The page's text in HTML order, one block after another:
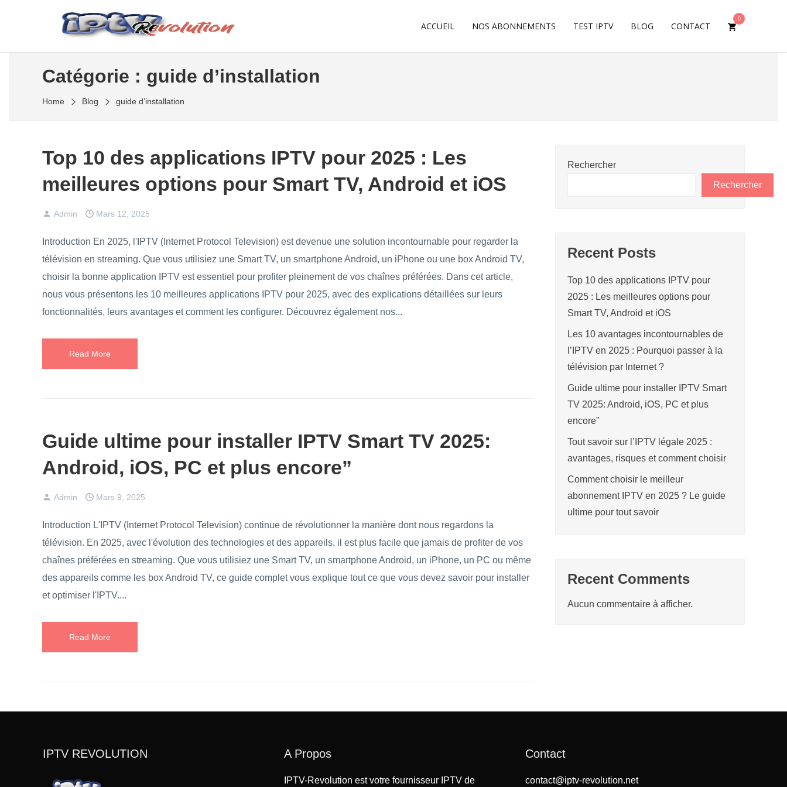
IPTV REVOLUTION
Meilleur fournisseur IPTV D'abonnement iptv ACCUEIL NOS ABONNEMENTS TEST IPTV BLOG CONTACT
0
Catégorie : guide d’installation
Home Blog guide d’installation
Top 10 des applications IPTV pour 2025 : Les
meilleures options pour Smart TV, Android et iOS
Admin Mars 12, 2025
Introduction En 2025, l'IPTV (Internet Protocol Television) est devenue une solution incontournable pour regarder la
télévision en streaming. Que vous utilisiez une Smart TV, un smartphone Android, un iPhone ou une box Android TV,
choisir la bonne application IPTV est essentiel pour profiter pleinement de vos chaînes préférées. Dans cet article,
nous vous présentons les 10 meilleures applications IPTV pour 2025, avec des explications détaillées sur leurs
fonctionnalités, leurs avantages et comment les configurer. Découvrez également nos...
Read More
Guide ultime pour installer IPTV Smart TV 2025:
Android, iOS, PC et plus encore”
Admin Mars 9, 2025
Introduction L'IPTV (Internet Protocol Television) continue de révolutionner la manière dont nous regardons la
télévision. En 2025, avec l'évolution des technologies et des appareils, il est plus facile que jamais de profiter de vos
chaînes préférées en streaming. Que vous utilisiez une Smart TV, un smartphone Android, un iPhone, un PC ou même
des appareils comme les box Android TV, ce guide complet vous explique tout ce que vous devez savoir pour installer
et optimiser l'IPTV....
Read More
Rechercher
Rechercher
Recent Posts
Top 10 des applications IPTV pour
2025 : Les meilleures options pour
Smart TV, Android et iOS
Les 10 avantages incontournables de
l’IPTV en 2025 : Pourquoi passer à la
télévision par Internet ?
Guide ultime pour installer IPTV Smart
TV 2025: Android, iOS, PC et plus
encore”
Tout savoir sur l’IPTV légale 2025 :
avantages, risques et comment choisir
Comment choisir le meilleur
abonnement IPTV en 2025 ? Le guide
ultime pour tout savoir
Recent Comments
Aucun commentaire à afficher.
IPTV REVOLUTION A Propos
IPTV-Revolution est votre fournisseur IPTV de
Contact
contact@iptv-revolution.net